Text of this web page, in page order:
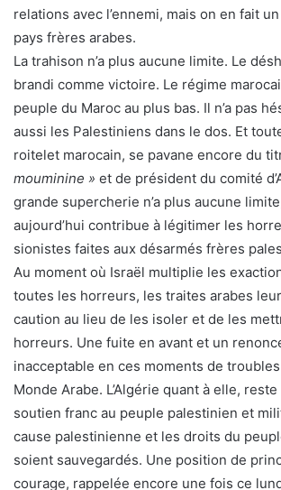
relations avec l’ennemi, mais on en fait
pays frères arabes.
La trahison n’a plus aucune limite. Le
brandi comme victoire. Le régime
peuple du Maroc au plus bas. Il n’a pas
aussi les Palestiniens dans le dos. Et
roitelet marocain, se pavane encore du
mouminine » et de président du comité
grande supercherie n’a plus aucune
aujourd’hui contribue à légitimer les
sionistes faites aux désarmés frères
Au moment où Israël multiplie les
toutes les horreurs, les traites arabes
caution au lieu de les isoler et de les
horreurs. Une fuite en avant et un
inacceptable en ces moments de
Monde Arabe. L’Algérie quant à elle, reste
soutien franc au peuple palestinien et
cause palestinienne et les droits du
soient sauvegardés. Une position de
courage, rappelée encore une fois ce